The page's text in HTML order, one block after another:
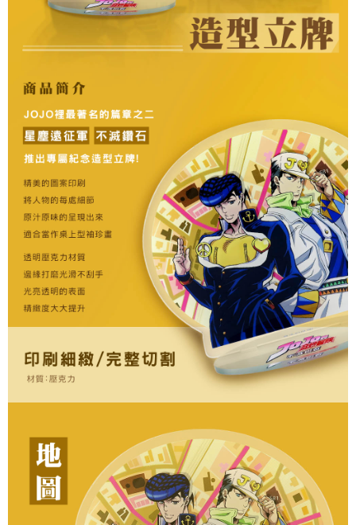
https://aftee.tw/terms/#terms3
３．未成年的使用者請事先徵得法定代理人或監護人之同意方可使用
「AFTEE先享後付」，若未經同意申辦者引起之損失，本公司不負相關責
任。
時審查核予不同之上限額度；若仍有額度不足之情形，本公司將視審查結果
請求用戶進行身份認證。
５．嚴禁一人註冊多個帳號或使用他人資訊註冊。若發現惡意使用之情形，
恩沛科技股份有限公司將有權停止該用戶之使用額度並採取法律行動。